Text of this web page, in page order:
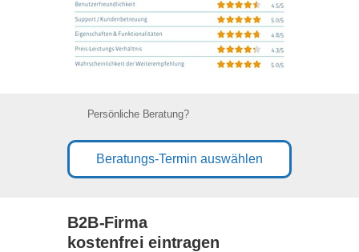
Beratungs-Termin auswählen
Persönliche Beratung?
B2B-Firma
kostenfrei eintragen